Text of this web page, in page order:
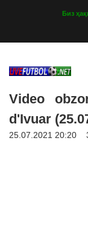
Биз
Video
d'Ivuar
25.07.2021 20:20